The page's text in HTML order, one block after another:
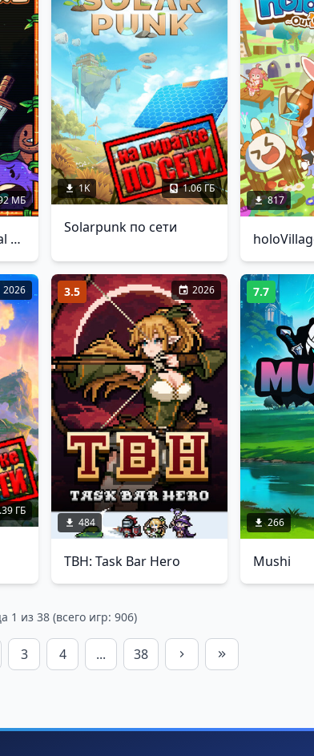
МБ
Agrivore: Incremental Farming
1K 1.06 ГБ
Solarpunk по сети
817
2026
ГБ
3.5 2026
484
TBH: Task Bar Hero
7.7
266
Mushi
1 из 38 (всего игр: 906)
3 4 ... 38